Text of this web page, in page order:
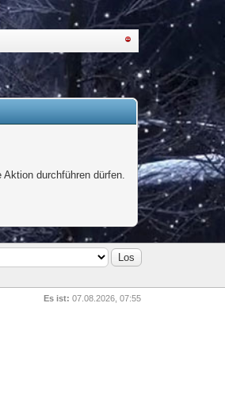
durchführen dürfen.
Es ist: 07.08.2026, 07:55